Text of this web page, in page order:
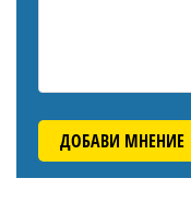
ДОБАВИ МНЕНИЕ